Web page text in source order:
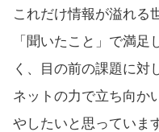
これだけ情報が溢れる
「聞いたこと」で満
く、目の前の課題に対
ネットの力で立ち向か
やしたいと思っていま